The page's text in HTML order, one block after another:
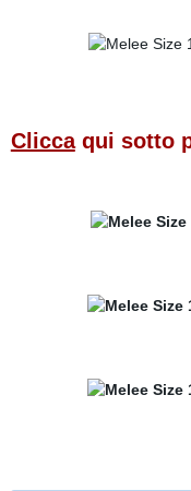
Cliccaqui sotto